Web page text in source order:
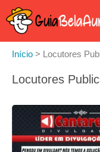
Início > Locutores
Locutores